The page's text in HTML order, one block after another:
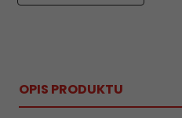
OPIS PRODUKTU